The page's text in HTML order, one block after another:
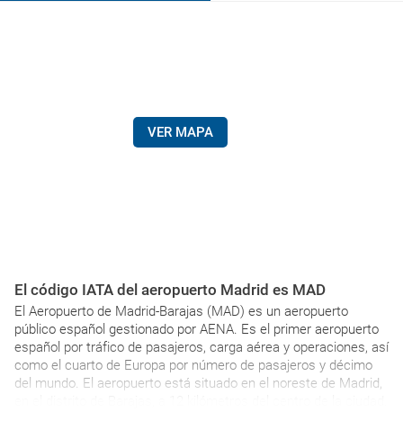
VER MAPA
El código IATA del aeropuerto Madrid es MAD
El Aeropuerto de Madrid-Barajas (MAD) es un aeropuerto
público español gestionado por AENA. Es el primer aeropuerto
español por tráfico de pasajeros, carga aérea y operaciones, así
como el cuarto de Europa por número de pasajeros y décimo
del mundo. El aeropuerto está situado en el noreste de Madrid,